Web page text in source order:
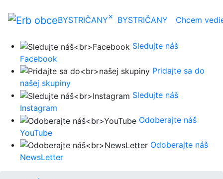
BYSTRIČANY× BYSTRIČANY Chcem
Sledujte náš
Facebook
Pridajte sa do
našej skupiny
Sledujte náš
Instagram
Odoberajte náš
YouTube
Odoberajte náš
NewsLetter